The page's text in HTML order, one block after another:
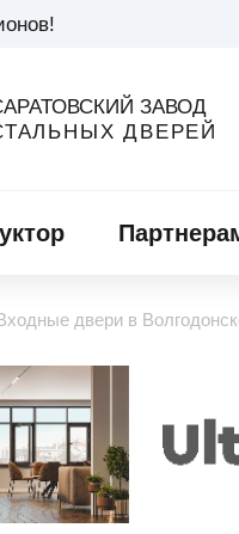
ЗАВОД
ДВЕРЕЙ
двери в